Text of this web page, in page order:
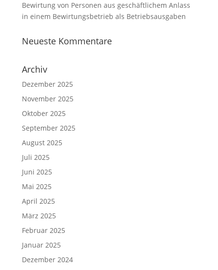
Bewirtung von Personen aus geschäftlichem Anlass
in einem Bewirtungsbetrieb als Betriebsausgaben
Neueste Kommentare
Archiv
Dezember 2025
November 2025
Oktober 2025
September 2025
August 2025
Juli 2025
Juni 2025
Mai 2025
April 2025
März 2025
Februar 2025
Januar 2025
Dezember 2024